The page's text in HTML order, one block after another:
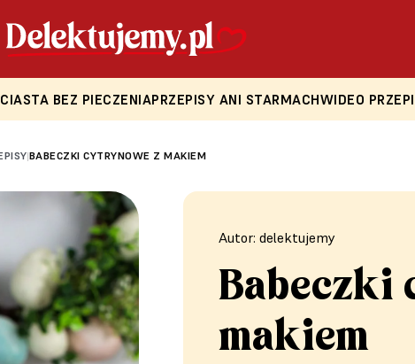
CIASTA BEZ PIECZENIAPRZEPISY ANI STARMACHWIDEO
|BABECZKI CYTRYNOWE Z MAKIEM
Autor: delektujemy
Babeczki
makiem